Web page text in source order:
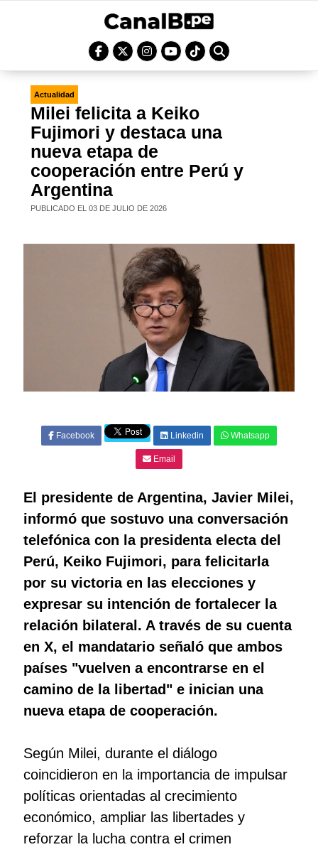
Actualidad
Milei felicita a Keiko
Fujimori y destaca una
nueva etapa de
cooperación entre Perú y
Argentina
PUBLICADO EL 03 DE JULIO DE 2026
Facebook Linkedin Whatsapp
Email
El presidente de Argentina, Javier Milei,
informó que sostuvo una conversación
telefónica con la presidenta electa del
Perú, Keiko Fujimori, para felicitarla
por su victoria en las elecciones y
expresar su intención de fortalecer la
relación bilateral. A través de su cuenta
en X, el mandatario señaló que ambos
países "vuelven a encontrarse en el
camino de la libertad" e inician una
nueva etapa de cooperación.
Según Milei, durante el diálogo
coincidieron en la importancia de impulsar
políticas orientadas al crecimiento
económico, ampliar las libertades y
reforzar la lucha contra el crimen